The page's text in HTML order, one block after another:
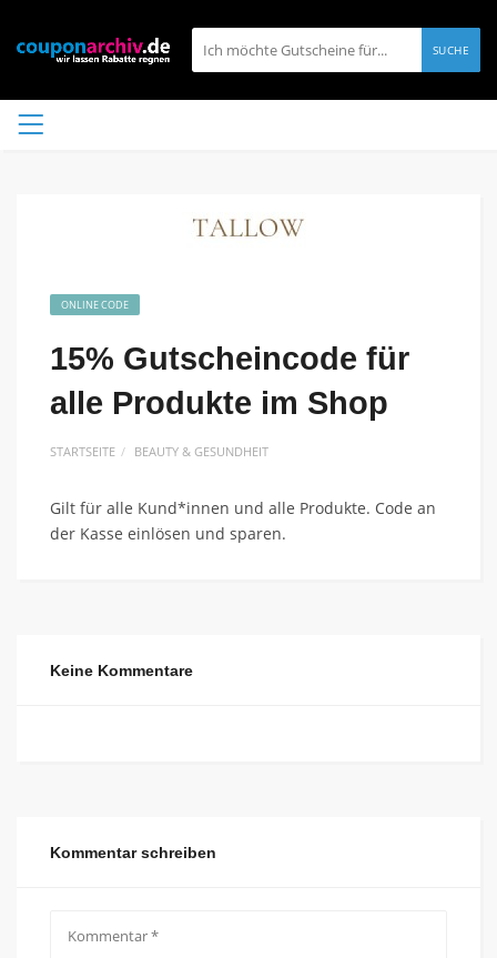
SUCHE
ONLINE CODE
15% Gutscheincode für
alle Produkte im Shop
STARTSEITE BEAUTY & GESUNDHEIT
Gilt für alle Kund*innen und alle Produkte. Code an
der Kasse einlösen und sparen.
Keine Kommentare
Kommentar schreiben